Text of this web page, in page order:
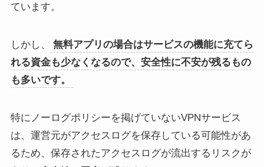
ています。
しかし、
無料アプリの場合はサービスの機能に充てら
れる資金も少なくなるので、安全性に不安が残るもの
も多いです。
特にノーログポリシーを掲げていないVPNサービス
は、運営元がアクセスログを保存している可能性があ
るため、保存されたアクセスログが流出するリスクが